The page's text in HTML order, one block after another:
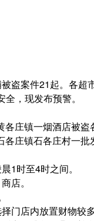
盗案件21起。各
，现发布预警。
庄镇一烟酒店被盗
庄镇石各庄村一批
1时至4时之间。
店。
门店内放置财物较